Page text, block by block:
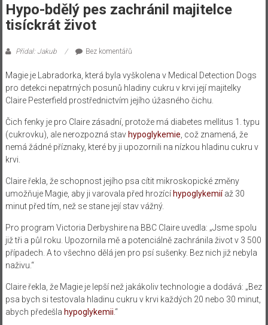
Hypo-bdělý pes zachránil majitelce
tisíckrát život
Přidal: Jakub Bez komentářů
Magie je Labradorka, která byla vyškolena v Medical Detection Dogs
pro detekci nepatrných posunů hladiny cukru v krvi její majitelky
Claire Pesterfield prostřednictvím jejího úžasného čichu.
Čich fenky je pro Claire zásadní, protože má diabetes mellitus 1. typu
(cukrovku), ale nerozpozná stav hypoglykemie , což znamená, že
nemá žádné příznaky, které by ji upozornili na nízkou hladinu cukru v
krvi.
Claire řekla, že schopnost jejího psa cítit mikroskopické změny
umožňuje Magie, aby ji varovala před hrozící hypoglykemiíaž 30
minut před tím, než se stane její stav vážný.
Pro program Victoria Derbyshire na BBC Claire uvedla: „Jsme spolu
již tři a půl roku. Upozornila mě a potenciálně zachránila život v 3 500
případech. A to všechno dělá jen pro psí sušenky. Bez nich již nebyla
naživu.“
Claire řekla, že Magie je lepší než jakákoliv technologie a dodává: „Bez
psa bych si testovala hladinu cukru v krvi každých 20 nebo 30 minut,
abych předešla hypoglykemii .“